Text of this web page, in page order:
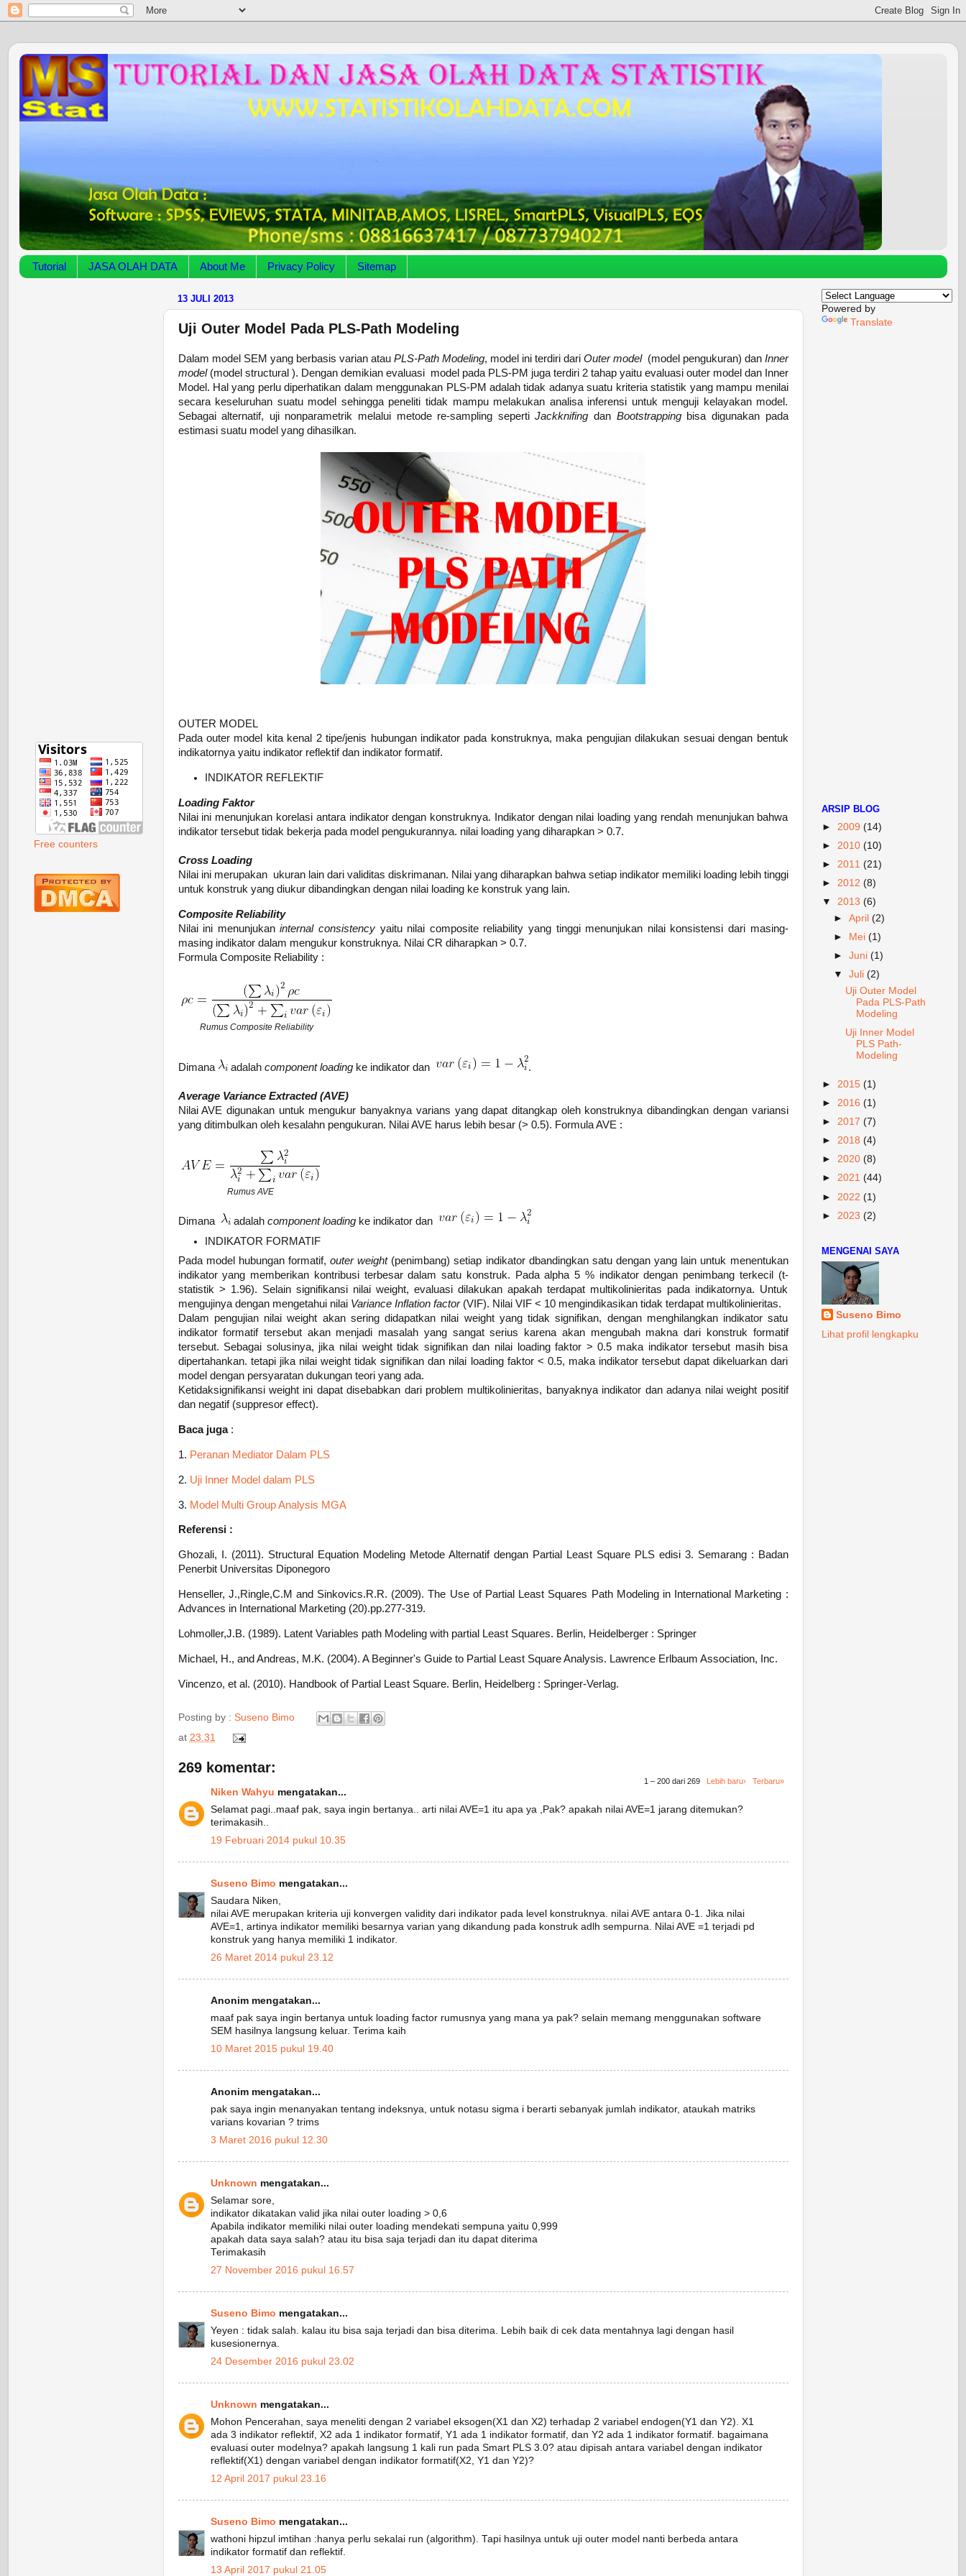
Tutorial JASA OLAH DATA About Me Privacy Policy Sitemap
13 JULI 2013
Uji Outer Model Pada PLS-Path Modeling
Dalam model SEM yang berbasis varian atau PLS-Path Modeling, model ini terdiri dari Outer model (model pengukuran) dan Inner
model(model structural ). Dengan demikian evaluasi model pada PLS-PM juga terdiri 2 tahap yaitu evaluasi outer model dan Inner
Model. Hal yang perlu diperhatikan dalam menggunakan PLS-PM adalah tidak adanya suatu kriteria statistik yang mampu menilai
secara keseluruhan suatu model sehingga peneliti tidak mampu melakukan analisa inferensi untuk menguji kelayakan model.
Sebagai alternatif, uji nonparametrik melalui metode re-sampling sepertiJackknifing dan Bootstrappingbisa digunakan pada
estimasi suatu model yang dihasilkan.
OUTER MODEL
Pada outer model kita kenal 2 tipe/jenis hubungan indikator pada konstruknya, maka pengujian dilakukan sesuai dengan bentuk
indikatornya yaitu indikator reflektif dan indikator formatif.
INDIKATOR REFLEKTIF
Loading Faktor
Nilai ini menunjukan korelasi antara indikator dengan konstruknya. Indikator dengan nilai loading yang rendah menunjukan bahwa
indikator tersebut tidak bekerja pada model pengukurannya. nilai loading yang diharapkan > 0.7.
Cross Loading
Nilai ini merupakan ukuran lain dari validitas diskrimanan. Nilai yang diharapkan bahwa setiap indikator memiliki loading lebih tinggi
untuk konstruk yang diukur dibandingkan dengan nilai loading ke konstruk yang lain.
Composite Reliability
Nilai ini menunjukaninternal consistencyyaitu nilai composite reliability yang tinggi menunjukan nilai konsistensi dari masing-
masing indikator dalam mengukur konstruknya. Nilai CR diharapkan > 0.7.
Formula Composite Reliability :
Rumus Composite Reliability
Dimana adalah component loadingke indikator dan .
Average Variance Extracted (AVE)
Nilai AVE digunakan untuk mengukur banyaknya varians yang dapat ditangkap oleh konstruknya dibandingkan dengan variansi
yang ditimbulkan oleh kesalahn pengukuran. Nilai AVE harus lebih besar (> 0.5). Formula AVE :
Rumus AVE
Dimana adalah component loadingke indikator dan
INDIKATOR FORMATIF
Pada model hubungan formatif,outer weight(penimbang) setiap indikator dbandingkan satu dengan yang lain untuk menentukan
indikator yang memberikan kontribusi terbesar dalam satu konstruk. Pada alpha 5 % indikator dengan penimbang terkecil (t-
statistik > 1.96). Selain signifikansi nilai weight, evaluasi dilakukan apakah terdapat multikolinieritas pada indikatornya. Untuk
mengujinya dengan mengetahui nilai Variance Inflation factor(VIF). Nilai VIF < 10 mengindikasikan tidak terdapat multikolinieritas.
Dalam pengujian nilai weight akan sering didapatkan nilai weight yang tidak signifikan, dengan menghilangkan indikator satu
indikator formatif tersebut akan menjadi masalah yang sangat serius karena akan mengubah makna dari konstruk formatif
tersebut. Sebagai solusinya, jika nilai weight tidak signifikan dan nilai loading faktor > 0.5 maka indikator tersebut masih bisa
dipertahankan. tetapi jika nilai weight tidak signifikan dan nilai loading faktor < 0.5, maka indikator tersebut dapat dikeluarkan dari
model dengan persyaratan dukungan teori yang ada.
Ketidaksignifikansi weight ini dapat disebabkan dari problem multikolinieritas, banyaknya indikator dan adanya nilai weight positif
dan negatif (suppresor effect).
Baca juga :
1. Peranan Mediator Dalam PLS
2. Uji Inner Model dalam PLS
3. Model Multi Group Analysis MGA
Referensi :
Ghozali, I. (2011). Structural Equation Modeling Metode Alternatif dengan Partial Least Square PLS edisi 3. Semarang : Badan
Penerbit Universitas Diponegoro
Henseller, J.,Ringle,C.M and Sinkovics.R.R. (2009). The Use of Partial Least Squares Path Modeling in International Marketing :
Advances in International Marketing (20).pp.277-319.
Lohmoller,J.B. (1989). Latent Variables path Modeling with partial Least Squares. Berlin, Heidelberger : Springer
Michael, H., and Andreas, M.K. (2004). A Beginner's Guide to Partial Least Square Analysis. Lawrence Erlbaum Association, Inc.
Vincenzo, et al. (2010). Handbook of Partial Least Square. Berlin, Heidelberg : Springer-Verlag.
Posting by : Suseno Bimo
at 23.31
269 komentar:
1 – 200 dari 269 Lebih baru› Terbaru»
Niken Wahyu mengatakan...
Selamat pagi..maaf pak, saya ingin bertanya.. arti nilai AVE=1 itu apa ya ,Pak? apakah nilai AVE=1 jarang ditemukan?
terimakasih..
19 Februari 2014 pukul 10.35
Suseno Bimo mengatakan...
Saudara Niken,
nilai AVE merupakan kriteria uji konvergen validity dari indikator pada level konstruknya. nilai AVE antara 0-1. Jika nilai
AVE=1, artinya indikator memiliki besarnya varian yang dikandung pada konstruk adlh sempurna. Nilai AVE =1 terjadi pd
konstruk yang hanya memiliki 1 indikator.
26 Maret 2014 pukul 23.12
Anonim mengatakan...
maaf pak saya ingin bertanya untuk loading factor rumusnya yang mana ya pak? selain memang menggunakan software
SEM hasilnya langsung keluar. Terima kaih
10 Maret 2015 pukul 19.40
Anonim mengatakan...
pak saya ingin menanyakan tentang indeksnya, untuk notasu sigma i berarti sebanyak jumlah indikator, ataukah matriks
varians kovarian ? trims
3 Maret 2016 pukul 12.30
Unknown mengatakan...
Selamar sore,
indikator dikatakan valid jika nilai outer loading > 0,6
Apabila indikator memiliki nilai outer loading mendekati sempuna yaitu 0,999
apakah data saya salah? atau itu bisa saja terjadi dan itu dapat diterima
Terimakasih
27 November 2016 pukul 16.57
Suseno Bimo mengatakan...
Yeyen : tidak salah. kalau itu bisa saja terjadi dan bisa diterima. Lebih baik di cek data mentahnya lagi dengan hasil
kusesionernya.
24 Desember 2016 pukul 23.02
Unknown mengatakan...
Mohon Pencerahan, saya meneliti dengan 2 variabel eksogen(X1 dan X2) terhadap 2 variabel endogen(Y1 dan Y2). X1
ada 3 indikator reflektif, X2 ada 1 indikator formatif, Y1 ada 1 indikator formatif, dan Y2 ada 1 indikator formatif. bagaimana
evaluasi outer modelnya? apakah langsung 1 kali run pada Smart PLS 3.0? atau dipisah antara variabel dengan indikator
reflektif(X1) dengan variabel dengan indikator formatif(X2, Y1 dan Y2)?
12 April 2017 pukul 23.16
Suseno Bimo mengatakan...
wathoni hipzul imtihan :hanya perlu sekalai run (algorithm). Tapi hasilnya untuk uji outer model nanti berbeda antara
indikator formatif dan reflektif.
13 April 2017 pukul 21.05
Free counters
Powered by
Translate
ARSIP BLOG
► 2009 (14)
► 2010 (10)
► 2011 (21)
► 2012 (8)
▼ 2013 (6)
► April (2)
►
Mei (1)
► Juni (1)
▼ Juli (2)
Uji Outer Model
Pada PLS-Path
Modeling
Uji Inner Model
PLS Path-
Modeling
► 2015 (1)
► 2016 (1)
► 2017 (7)
► 2018 (4)
► 2020 (8)
► 2021 (44)
► 2022 (1)
► 2023 (2)
MENGENAI SAYA
Suseno Bimo
Lihat profil lengkapku